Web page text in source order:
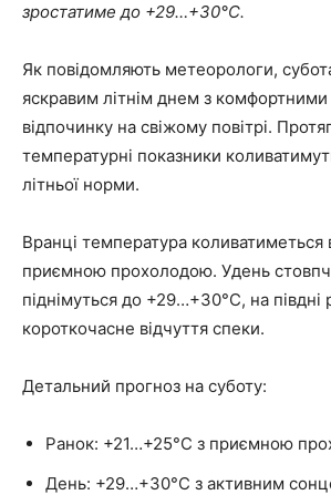
зростатиме до +29…+30°C.
Як повідомляють метеорологи,
яскравим літнім днем з
відпочинку на свіжому повітрі.
температурні показники
літньої норми.
Вранці температура коливатиметься
приємною прохолодою. Удень
піднімуться до +29…+30°C, на
короткочасне відчуття спеки.
Детальний прогноз на суботу:
Ранок: +21…+25°C з приємною
День: +29…+30°C з активним